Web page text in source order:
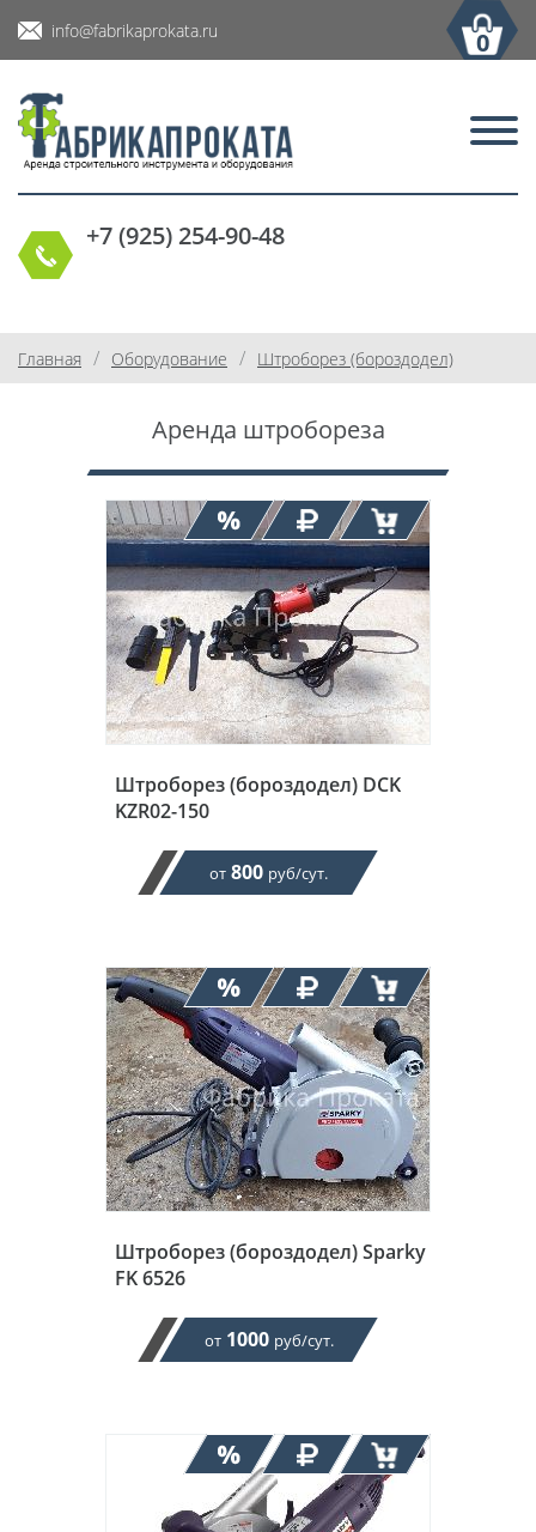
info@fabrikaprokata.ru 0
+7 (925) 254-90-48
Главная / Оборудование / Штроборез (бороздодел)
Аренда штробореза
Штроборез (бороздодел) DCK
KZR02-150
от 800 руб/сут.
Штроборез (бороздодел) Sparky
FK 6526
от 1000 руб/сут.